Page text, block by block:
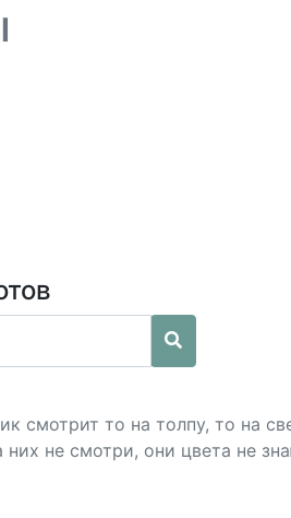
смотрит то на толпу, то на
не смотри, они цвета не